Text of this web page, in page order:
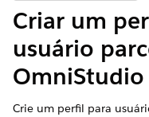
Criar um
usuário
OmniStudio
Crie um perfil para